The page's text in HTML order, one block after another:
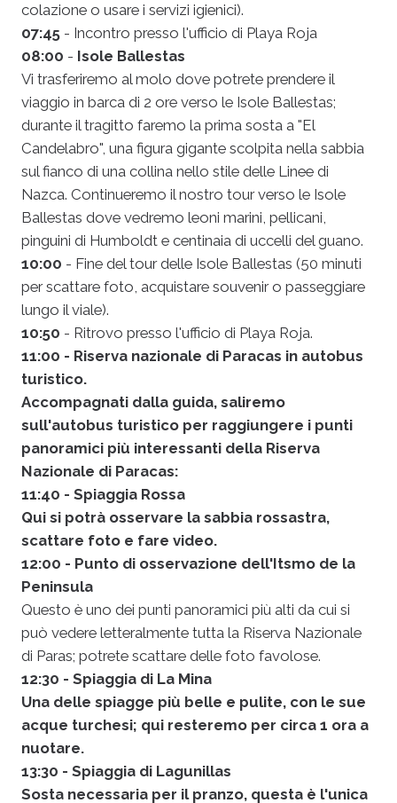
colazione o usare i servizi igienici).
07:45 - Incontro presso l'ufficio di Playa Roja
08:00 - Isole Ballestas
Vi trasferiremo al molo dove potrete prendere il
viaggio in barca di 2 ore verso le Isole Ballestas;
durante il tragitto faremo la prima sosta a "El
Candelabro", una figura gigante scolpita nella sabbia
sul fianco di una collina nello stile delle Linee di
Nazca. Continueremo il nostro tour verso le Isole
Ballestas dove vedremo leoni marini, pellicani,
pinguini di Humboldt e centinaia di uccelli del guano.
10:00 - Fine del tour delle Isole Ballestas (50 minuti
per scattare foto, acquistare souvenir o passeggiare
lungo il viale).
10:50 - Ritrovo presso l'ufficio di Playa Roja.
11:00 - Riserva nazionale di Paracas in autobus
turistico.
Accompagnati dalla guida, saliremo
sull'autobus turistico per raggiungere i punti
panoramici più interessanti della Riserva
Nazionale di Paracas:
11:40 - Spiaggia Rossa
Qui si potrà osservare la sabbia rossastra,
scattare foto e fare video.
12:00 - Punto di osservazione dell'Itsmo de la
Peninsula
Questo è uno dei punti panoramici più alti da cui si
può vedere letteralmente tutta la Riserva Nazionale
di Paras; potrete scattare delle foto favolose.
12:30 - Spiaggia di La Mina
Una delle spiagge più belle e pulite, con le sue
acque turchesi; qui resteremo per circa 1 ora a
nuotare.
13:30 - Spiaggia di Lagunillas
Sosta necessaria per il pranzo, questa è l'unica